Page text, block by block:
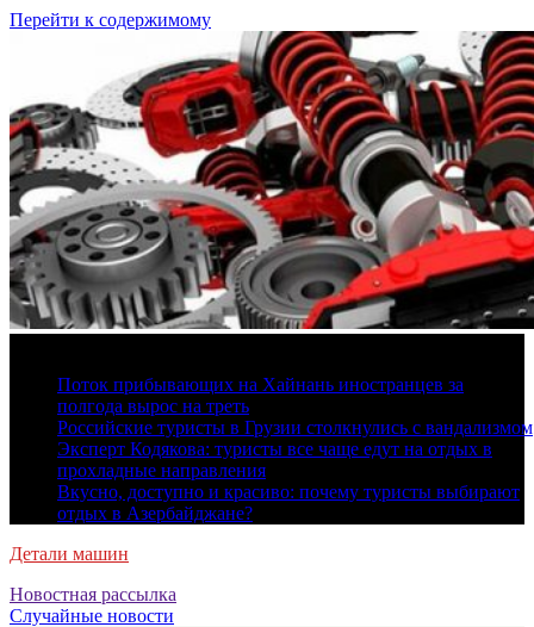
Перейти к содержимому
Поток прибывающих на Хайнань иностранцев за
полгода вырос на треть
Российские туристы в Грузии столкнулись с вандализмом
Эксперт Кодякова: туристы все чаще едут на отдых в
прохладные направления
Вкусно, доступно и красиво: почему туристы выбирают
отдых в Азербайджане?
Детали машин
Новостная рассылка
Случайные новости